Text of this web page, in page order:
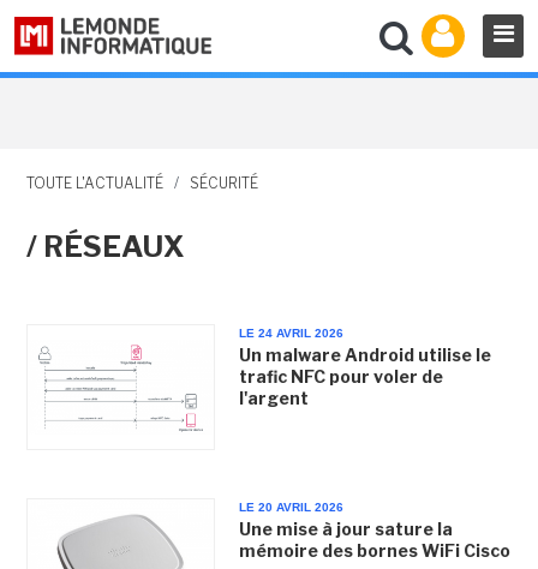
TOUTE L'ACTUALITÉ / SÉCURITÉ
/ RÉSEAUX
LE 24 AVRIL 2026
Un malware Android utilise le
trafic NFC pour voler de
l'argent
LE 20 AVRIL 2026
Une mise à jour sature la
mémoire des bornes WiFi Cisco